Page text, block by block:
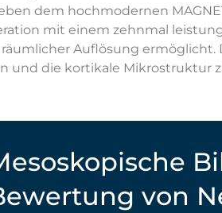
dem hochmodernen
mit einem zehnmal
Auflösung ermöglicht.
und die kortikale Mikrostruktur
von